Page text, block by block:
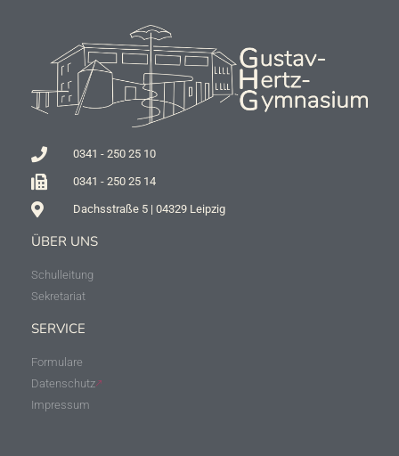
0341 - 250 25 10
0341 - 250 25 14
Dachsstraße 5 | 04329 Leipzig
ÜBER UNS
Schulleitung
Sekretariat
SERVICE
Formulare
Datenschutz
Impressum